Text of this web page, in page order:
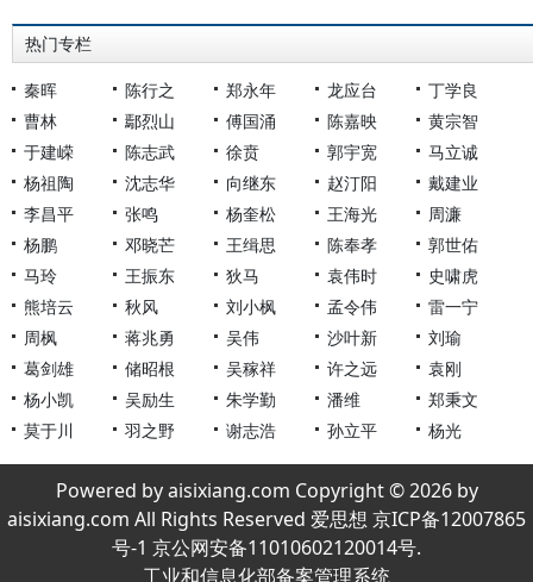
热门专栏
秦晖 陈行之 郑永年 龙应台
丁学良
曹林
鄢烈山 傅国涌 陈嘉映
黄宗智
于建嵘
陈志武 徐贲 郭宇宽
马立诚
杨祖陶
沈志华 向继东 赵汀阳
戴建业
李昌平
张鸣 杨奎松 王海光
周濂
杨鹏
邓晓芒 王缉思 陈奉孝
郭世佑
马玲
王振东 狄马 袁伟时
史啸虎
熊培云
秋风 刘小枫 孟令伟
雷一宁
周枫
蒋兆勇 吴伟 沙叶新
刘瑜
葛剑雄
储昭根 吴稼祥 许之远
袁刚
杨小凯
吴励生 朱学勤 潘维
郑秉文
莫于川
羽之野 谢志浩 孙立平 杨光
Powered by aisixiang.com Copyright © 2026 by
aisixiang.com All Rights Reserved 爱思想 京ICP备12007865
号-1 京公网安备11010602120014号.
工业和信息化部备案管理系统